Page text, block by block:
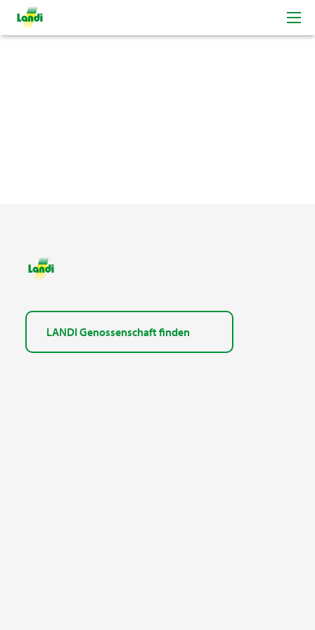
LANDI Genossenschaft finden